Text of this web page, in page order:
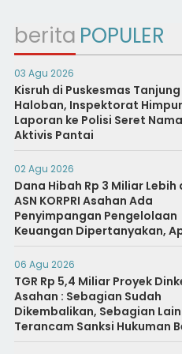
berita POPULER
03 Agu 2026
Kisruh di Puskesmas Tanjung
Haloban, Inspektorat
Laporan ke Polisi Seret Nama
Aktivis Pantai
02 Agu 2026
Dana Hibah Rp 3 Miliar Lebih
ASN KORPRI Asahan Ada
Penyimpangan Pengelolaan
Keuangan Dipertanyakan,
Diminta Segera Usut
06 Agu 2026
TGR Rp 5,4 Miliar Proyek
Asahan : Sebagian Sudah
Dikembalikan, Sebagian Lain
Terancam Sanksi Hukuman